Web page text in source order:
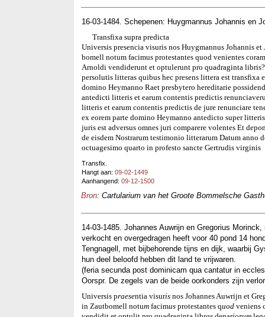
16-03-1484. Schepenen: Huygmannus Johannis en
Transfixa supra predicta
Universis presencia visuris nos Huygmannus Johannis
bomell notum facimus protestantes quod venientes
Arnoldi vendiderunt et optulerunt pro quadraginta
persolutis litteras quibus hec presens littera est
domino Heymanno Raet presbytero hereditarie
antedicti litteris et earum contentis predictis
litteris et earum contentis predictis de jure renunciare
ex eorem parte domino Heymanno antedicto super
juris est adversus omnes juri comparere volentes Et
de eisdem Nostrarum testimonio litterarum Datum anno
octuagesimo quarto in profesto sancte Gertrudis virginis
Transfix.
Hangt aan: 09-02-1449
Aanhangend: 09-12-1500
Bron: Cartularium van het Groote Bommelsche
14-03-1485. Johannes Auwrijn en Gregorius
verkocht en overgedragen heeft voor 40 pond 14
Tengnagell, met bijbehorende tijns en dijk, waarbij
hun deel beloofd hebben dit land te vrijwaren.
(feria secunda post dominicam qua cantatur in
Oorspr. De zegels van de beide oorkonders zijn
Universis praesentia visuris nos Johannes Auwrijn et
in Zautbomell notum facimus protestantes quod veniens